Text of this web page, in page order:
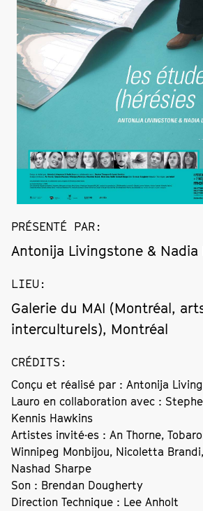
PRÉSENTÉ PAR :
Antonija Livingstone & Nadia
LIEU :
Galerie du MAI (Montréal,
interculturels), Montréal
CRÉDITS :
Conçu et réalisé par : Antonija
Lauro en collaboration avec :
Kennis Hawkins
Artistes invité·es : An Thorne,
Winnipeg Monbijou, Nicoletta
Nashad Sharpe
Son : Brendan Dougherty
Direction Technique : Lee Anholt